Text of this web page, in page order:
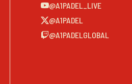
@A1PADEL_LIVE
@A1PADEL
@A1PADELGLOBAL